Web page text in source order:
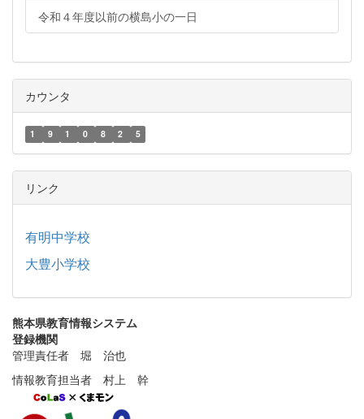
令和４年度以前の横島小の一日
カウンタ
1 9 1 0 8 2 5
リンク
有明中学校
大豊小学校
熊本県教育情報システム
登録機関
管理責任者 堀 治也
情報教育担当者 村上 幹